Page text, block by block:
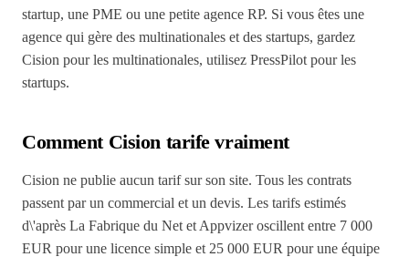
startup, une PME ou une petite agence RP. Si vous êtes une
agence qui gère des multinationales et des startups, gardez
Cision pour les multinationales, utilisez PressPilot pour les
startups.
Comment Cision tarife vraiment
Cision ne publie aucun tarif sur son site. Tous les contrats
passent par un commercial et un devis. Les tarifs estimés
d\'après La Fabrique du Net et Appvizer oscillent entre 7 000
EUR pour une licence simple et 25 000 EUR pour une équipe